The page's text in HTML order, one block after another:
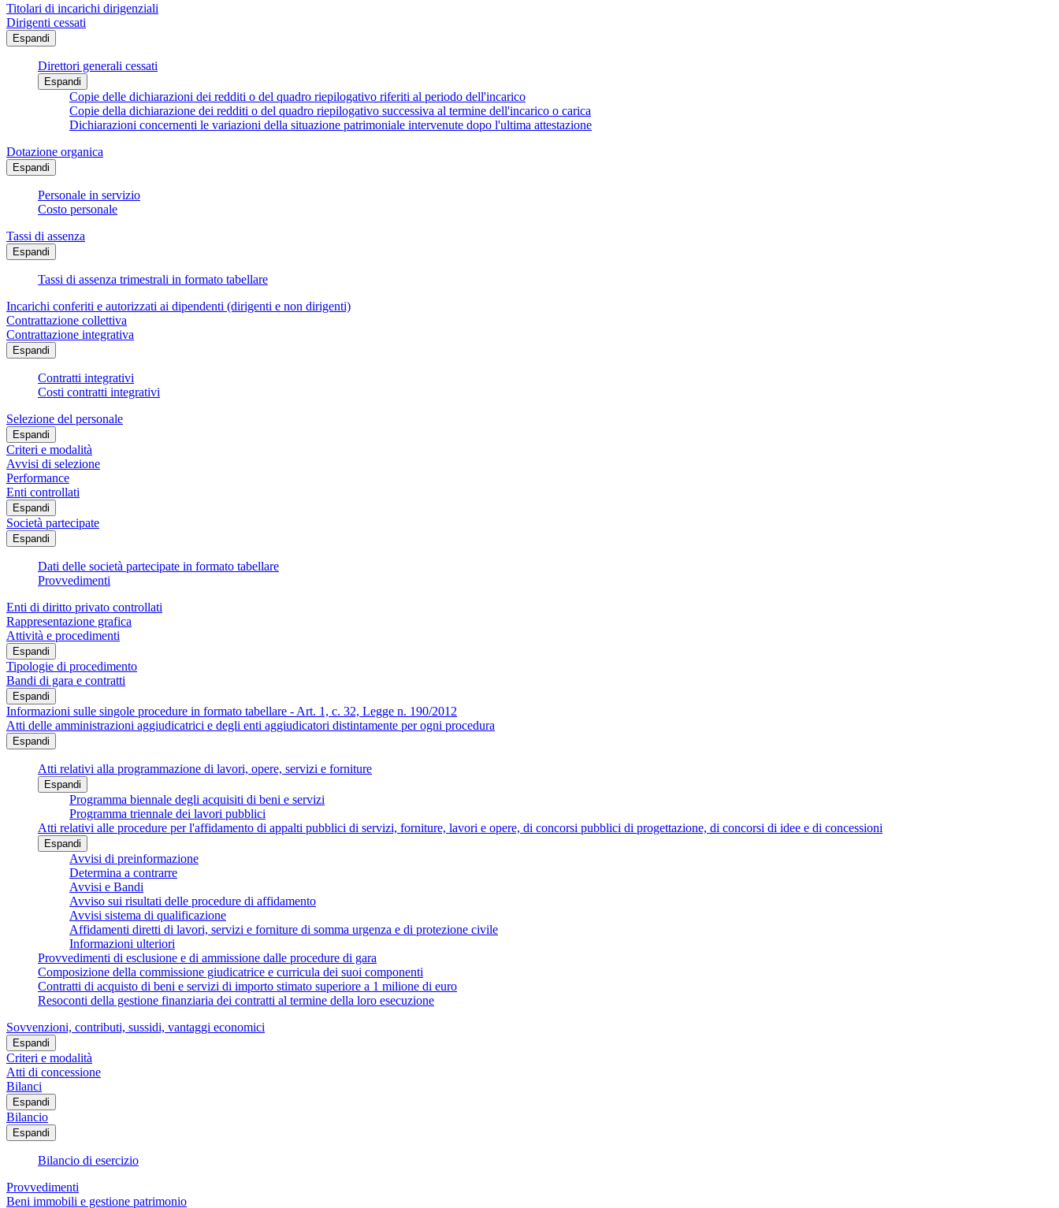
Titolari di incarichi dirigenziali
Dirigenti cessati
Espandi
Direttori generali cessati
Espandi
Copie delle dichiarazioni dei redditi o del quadro riepilogativo riferiti al periodo dell'incarico
Copie della dichiarazione dei redditi o del quadro riepilogativo successiva al termine dell'incarico o carica
Dichiarazioni concernenti le variazioni della situazione patrimoniale intervenute dopo l'ultima attestazione
Dotazione organica
Espandi
Personale in servizio
Costo personale
Tassi di assenza
Espandi
Tassi di assenza trimestrali in formato tabellare
Incarichi conferiti e autorizzati ai dipendenti (dirigenti e non dirigenti)
Contrattazione collettiva
Contrattazione integrativa
Espandi
Contratti integrativi
Costi contratti integrativi
Selezione del personale
Espandi
Criteri e modalità
Avvisi di selezione
Performance
Enti controllati
Espandi
Società partecipate
Espandi
Dati delle società partecipate in formato tabellare
Provvedimenti
Enti di diritto privato controllati
Rappresentazione grafica
Attività e procedimenti
Espandi
Tipologie di procedimento
Bandi di gara e contratti
Espandi
Informazioni sulle singole procedure in formato tabellare - Art. 1, c. 32, Legge n. 190/2012
Atti delle amministrazioni aggiudicatrici e degli enti aggiudicatori distintamente per ogni procedura
Espandi
Atti relativi alla programmazione di lavori, opere, servizi e forniture
Espandi
Programma biennale degli acquisiti di beni e servizi
Programma triennale dei lavori pubblici
Atti relativi alle procedure per l'affidamento di appalti pubblici di servizi, forniture, lavori e opere, di concorsi pubblici di progettazione, di concorsi di idee e di concessioni
Espandi
Avvisi di preinformazione
Determina a contrarre
Avvisi e Bandi
Avviso sui risultati delle procedure di affidamento
Avvisi sistema di qualificazione
Affidamenti diretti di lavori, servizi e forniture di somma urgenza e di protezione civile
Informazioni ulteriori
Provvedimenti di esclusione e di ammissione dalle procedure di gara
Composizione della commissione giudicatrice e curricula dei suoi componenti
Contratti di acquisto di beni e servizi di importo stimato superiore a 1 milione di euro
Resoconti della gestione finanziaria dei contratti al termine della loro esecuzione
Sovvenzioni, contributi, sussidi, vantaggi economici
Espandi
Criteri e modalità
Atti di concessione
Bilanci
Espandi
Bilancio
Espandi
Bilancio di esercizio
Provvedimenti
Beni immobili e gestione patrimonio